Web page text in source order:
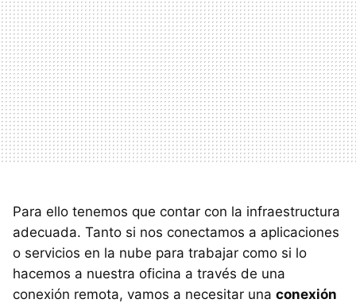
Para ello tenemos que contar con la infraestructura
adecuada. Tanto si nos conectamos a aplicaciones
o servicios en la nube para trabajar como si lo
hacemos a nuestra oficina a través de una
conexión remota, vamos a necesitar una conexión